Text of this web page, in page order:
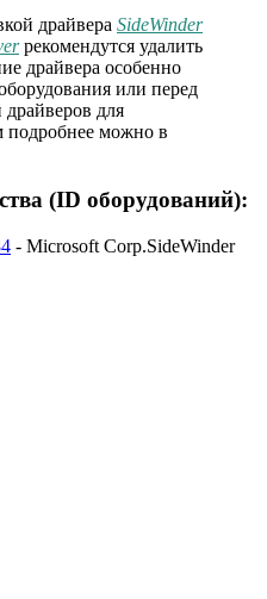
драйвера SideWinder
рекомендутся удалить
драйвера особенно
или перед
для
подробнее можно в
(ID оборудований):
- Microsoft Corp.SideWinder